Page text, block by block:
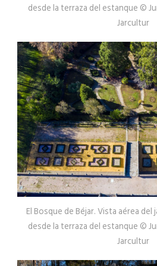
desde la terraza del estanque ©
Jarcultur
El Bosque de Béjar. Vista aérea
desde la terraza del estanque ©
Jarcultur